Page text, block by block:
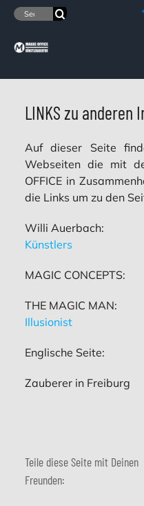
Zum
Inhalt
springen
Suche
Wir realisieren Ihren Event
Kontakt
LINKS zu anderen
Auf dieser Seite
Webseiten die mit
OFFICE in
die Links um zu den
Willi Auerbach:
Künstlers
MAGIC CONCEPTS:
THE MAGIC MAN:
Illusionist
Englische Seite:
Zauberer in Freiburg
Teile diese Seite mit Deinen
Freunden: